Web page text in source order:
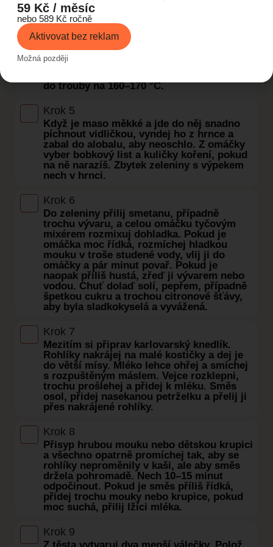
zatáhlo, a pak podlij částí vývaru (zhruba
do poloviny výšky masa). Přikryj poklicí a
nech maso dusit na mírném plameni 1,5–2
hodiny, dokud nebude měkké. Občas maso
otoč a podle potřeby dolévej vývar nebo
vodu. Pokud máš rád pečenější chuť,
můžeš po cca půlhodině dusení dát
do trouby na 160–170 °C.
Krok 5
Když je maso měkké a jde do něj snadno
píchnout vidličkou, vyndej ho z hrnce a
zabal do alobalu, aby neoschlo. Z omáčky
vyber bobkový list a kuličky koření, pokud
na ně narazíš. Zbytek zeleniny s výpekem
nech v hrnci.
Krok 6
Do zeleniny přilij smetanu, případně
trochu vývaru, a celou omáčku tyčovým
mixérem rozmixuj dohladka. Pokud je
omáčka moc řídká, rozmíchej hladkou
mouku v troše studené vody, vlij ji do
omáčky a pár minut povař. Pokud je
naopak příliš hustá, zřeď ji vývarem nebo
vodou. Chuť dolaď solí, pepřem, případně
špetkou cukru a trochou citronové šťávy,
aby byla sladkokyselá a vyvážená.
Krok 7
Mezitím si připrav karlovarský knedlík.
Rohlíky nakrájej na malé kostičky a dej je
do větší mísy. Mléko lehce ohřej a smíchej
s rozpuštěným máslem. Vejce rozklepni,
trochu prošlehej a přidej k mléku. Směs
osol, přidej nasekanou petrželku a přelij ji
přes nakrájené rohlíky.
Krok 8
Přisyp hrubou mouku nebo dětskou krupici
a všechno opatrně promíchej tak, aby se
rohlíky neproměnily v kaši, ale aby směs
držela pohromadě. Nech 10–15 minut
odpočinout. Pokud je směs příliš řídká,
přidej trochu mouky nebo krupice, pokud
moc suchá, přilij lžíci mléka.
Krok 9
Z těsta vytvaruj dva menší válečky. Polož
59 Kč / měsíc
nebo 589 Kč ročně
Aktivovat bez reklam
Možná později